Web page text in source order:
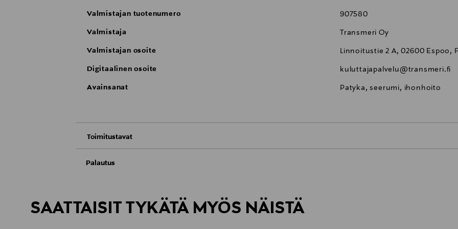
Valmistajan tuotenumero 907580
Valmistaja Transmeri Oy
Valmistajan osoite Linnoitustie 2 A, 02600 Espoo,
Digitaalinen osoite kuluttajapalvelu@transmeri.fi
Avainsanat Patyka, seerumi, ihonhoito
Toimitustavat
Kotiinkuljetus
Palautus
Avattua tuotetta ei voi palauttaa.
SAATTAISIT TYKÄTÄ MYÖS NÄISTÄ